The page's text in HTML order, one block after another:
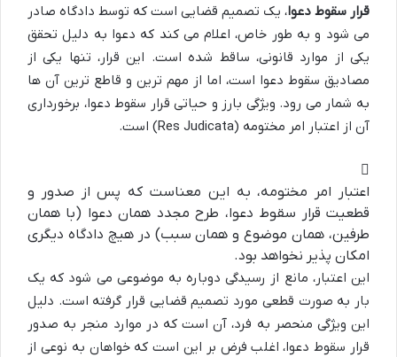
قرار سقوط دعوا، یک تصمیم قضایی است که توسط دادگاه صادر
می شود و به طور خاص، اعلام می کند که دعوا به دلیل تحقق
یکی از موارد قانونی، ساقط شده است. این قرار، تنها یکی از
مصادیق سقوط دعوا است، اما از مهم ترین و قاطع ترین آن ها
به شمار می رود. ویژگی بارز و حیاتی قرار سقوط دعوا، برخورداری
آن از اعتبار امر مختومه (Res Judicata) است.
اعتبار امر مختومه، به این معناست که پس از صدور و
قطعیت قرار سقوط دعوا، طرح مجدد همان دعوا (با همان
طرفین، همان موضوع و همان سبب) در هیچ دادگاه دیگری
امکان پذیر نخواهد بود.
این اعتبار، مانع از رسیدگی دوباره به موضوعی می شود که یک
بار به صورت قطعی مورد تصمیم قضایی قرار گرفته است. دلیل
این ویژگی منحصر به فرد، آن است که در موارد منجر به صدور
قرار سقوط دعوا، اغلب فرض بر این است که خواهان به نوعی از